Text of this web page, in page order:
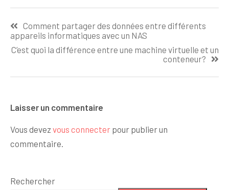
Comment partager des données entre différents
appareils informatiques avec un NAS
C’est quoi la différence entre une machine virtuelle et un
conteneur?
Laisser un commentaire
Vous devez vous connecter pour publier un
commentaire.
Rechercher